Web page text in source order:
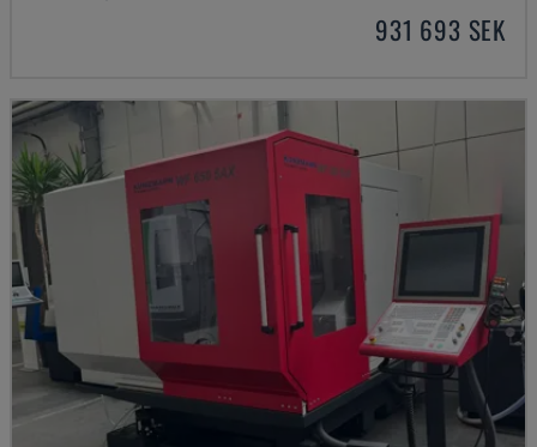
931 693 SEK